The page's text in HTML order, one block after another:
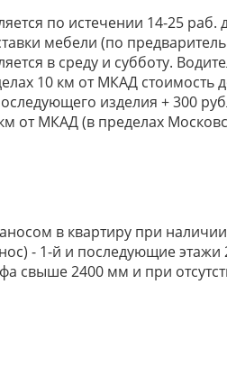
по истечении 14-25
мебели (по
в среду и субботу.
10 км от МКАД стоимость
изделия + 300
от МКАД (в пределах
в квартиру при
- 1-й и последующие этажи
свыше 2400 мм и при